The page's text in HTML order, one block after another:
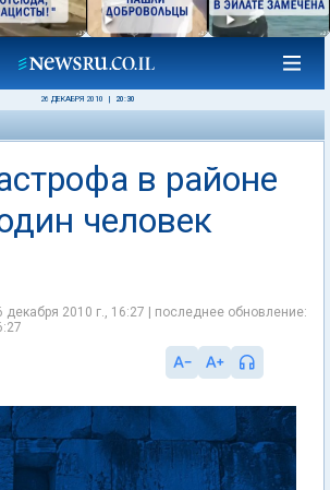
26 ДЕКАБРЯ 2010 20:30
в районе
человек
декабря 2010 г., 16:27 | последнее обновление: